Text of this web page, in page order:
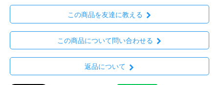
この商品を友達に教える
この商品について問い合わせる
返品について